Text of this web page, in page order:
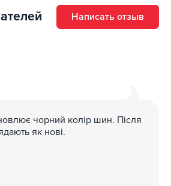
Написать отзыв
чорний колір шин. Після
як нові.